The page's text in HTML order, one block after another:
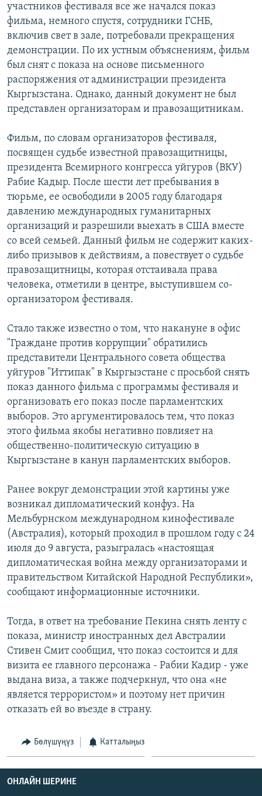
участников фестиваля все же начался показ
фильма, немного спустя, сотрудники ГСНБ,
включив свет в зале, потребовали прекращения
демонстрации. По их устным объяснениям, фильм
был снят с показа на основе письменного
распоряжения от администрации президента
Кыргызстана. Однако, данный документ не был
представлен организаторам и правозащитникам.
Фильм, по словам организаторов фестиваля,
посвящен судьбе известной правозащитницы,
президента Всемирного конгресса уйгуров (ВКУ)
Рабие Кадыр. После шести лет пребывания в
тюрьме, ее освободили в 2005 году благодаря
давлению международных гуманитарных
организаций и разрешили выехать в США вместе
со всей семьей. Данный фильм не содержит каких-
либо призывов к действиям, а повествует о судьбе
правозащитницы, которая отстаивала права
человека, отметили в центре, выступившем со-
организатором фестиваля.
Стало также известно о том, что накануне в офис
"Граждане против коррупции" обратились
представители Центрального совета общества
уйгуров "Иттипак" в Кыргызстане с просьбой снять
показ данного фильма с программы фестиваля и
организовать его показ после парламентских
выборов. Это аргументировалось тем, что показ
этого фильма якобы негативно повлияет на
общественно-политическую ситуацию в
Кыргызстане в канун парламентских выборов.
Ранее вокруг демонстрации этой картины уже
возникал дипломатический конфуз. На
Мельбурнском международном кинофестивале
(Австралия), который проходил в прошлом году с 24
июля до 9 августа, разыгралась «настоящая
дипломатическая война между организаторами и
правительством Китайской Народной Республики»,
сообщают информационные источники.
Тогда, в ответ на требование Пекина снять ленту с
показа, министр иностранных дел Австралии
Стивен Смит сообщил, что показ состоится и для
визита ее главного персонажа - Рабии Кадир - уже
выдана виза, а также подчеркнул, что она «не
является террористом» и поэтому нет причин
отказать ей во въезде в страну.
Бөлүшүңүз Катталыңыз
ОНЛАЙН ШЕРИНЕ